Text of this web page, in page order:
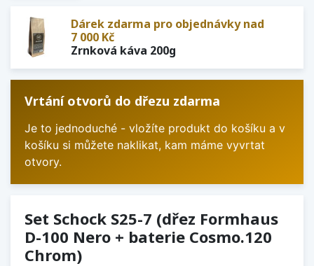
Dárek zdarma pro objednávky nad
7 000 Kč
Zrnková káva 200g
Vrtání otvorů do dřezu zdarma
Je to jednoduché - vložíte produkt do košíku a v
košíku si můžete naklikat, kam máme vyvrtat
otvory.
Set Schock S25-7 (dřez Formhaus
D-100 Nero + baterie Cosmo.120
Chrom)